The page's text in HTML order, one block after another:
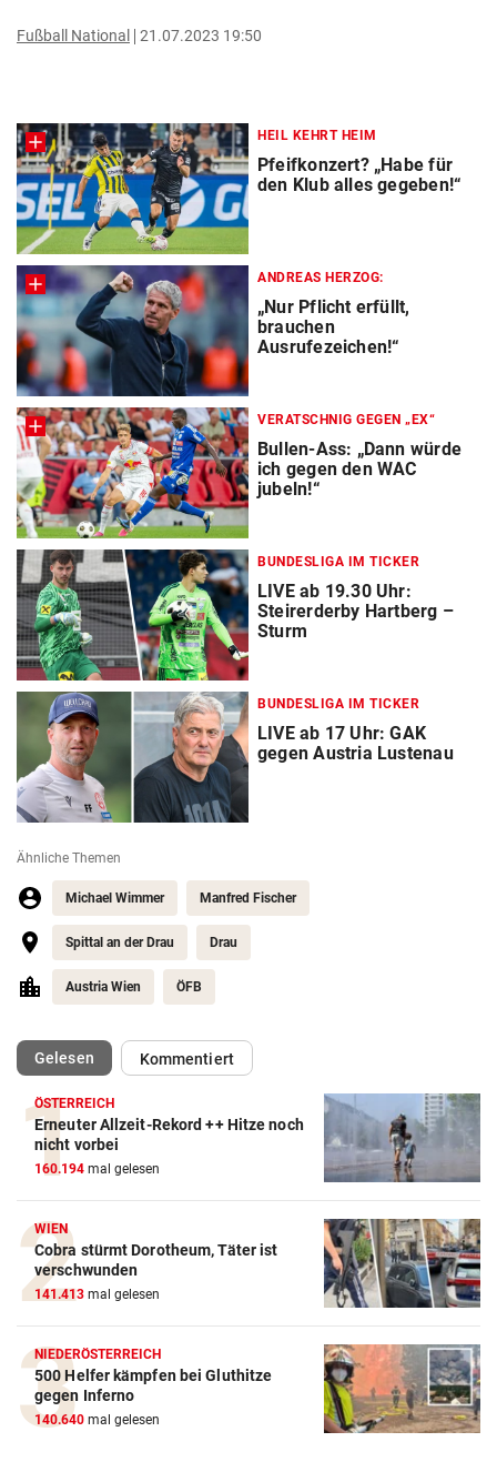
Fußball National 21.07.2023 19:50
HEIL KEHRT HEIM
Pfeifkonzert? „Habe für
den Klub alles gegeben!“
ANDREAS HERZOG:
„Nur Pflicht erfüllt,
brauchen
Ausrufezeichen!“
VERATSCHNIG GEGEN „EX“
Bullen-Ass: „Dann würde
ich gegen den WAC
jubeln!“
BUNDESLIGA IM TICKER
LIVE ab 19.30 Uhr:
Steirerderby Hartberg –
Sturm
BUNDESLIGA IM TICKER
LIVE ab 17 Uhr: GAK
gegen Austria Lustenau
Ähnliche Themen
Michael Wimmer Manfred Fischer
Spittal an der Drau Drau
Austria Wien ÖFB
Gelesen(ausgewählt)Kommentiert
ÖSTERREICH
Erneuter Allzeit-Rekord ++ Hitze noch
nicht vorbei
160.194 mal gelesen
WIEN
Cobra stürmt Dorotheum, Täter ist
verschwunden
141.413 mal gelesen
NIEDERÖSTERREICH
500 Helfer kämpfen bei Gluthitze
gegen Inferno
140.640 mal gelesen
Action-Cam Vergleich
ZUM VERGLEICH
Crosstrainer Vergleich
ZUM VERGLEICH
E-Bike Vergleich
ZUM VERGLEICH
Elektro-Scooter Vergleich
ZUM VERGLEICH